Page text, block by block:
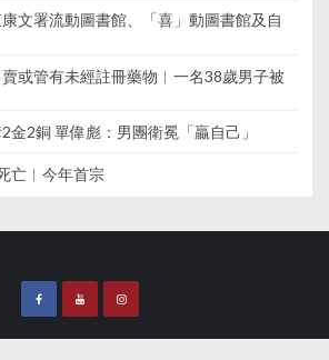
文署流動圖書館、「喜」動圖書館及自
或管有未經註冊藥物︱一名38歲男子被
金2銅 單偉彪：男團衛冕「贏自己」
亡︱今年首宗